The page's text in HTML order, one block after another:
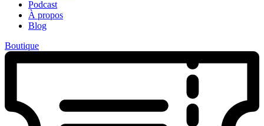
Podcast
À propos
Blog
Boutique